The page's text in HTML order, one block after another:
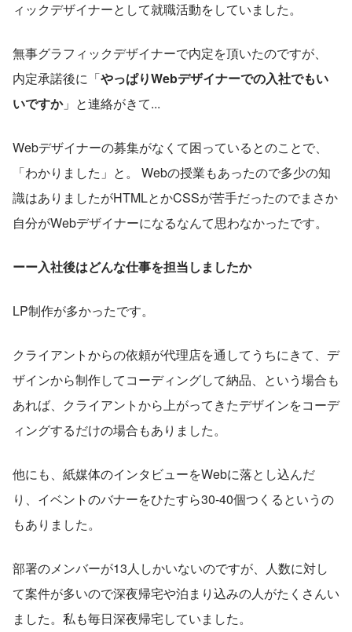
ィックデザイナーとして就職活動をしていました。
無事グラフィックデザイナーで内定を頂いたのですが、
内定承諾後に「やっぱりWebデザイナーでの入社でもい
いですか」と連絡がきて...
Webデザイナーの募集がなくて困っているとのことで、
「わかりました」と。 Webの授業もあったので多少の知
識はありましたがHTMLとかCSSが苦手だったのでまさか
自分がWebデザイナーになるなんて思わなかったです。
ーー入社後はどんな仕事を担当しましたか
LP制作が多かったです。
クライアントからの依頼が代理店を通してうちにきて、デ
ザインから制作してコーディングして納品、という場合も
あれば、クライアントから上がってきたデザインをコーデ
ィングするだけの場合もありました。
他にも、紙媒体のインタビューをWebに落とし込んだ
り、イベントのバナーをひたすら30-40個つくるというの
もありました。
部署のメンバーが13人しかいないのですが、人数に対し
て案件が多いので深夜帰宅や泊まり込みの人がたくさんい
ました。私も毎日深夜帰宅していました。